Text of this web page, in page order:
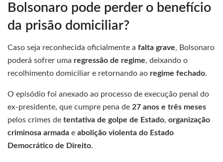
Bolsonaro pode perder o benefício
da prisão domiciliar?
Caso seja reconhecida oficialmente a falta grave, Bolsonaro
poderá sofrer uma regressão de regime, deixando o
recolhimento domiciliar e retornando ao regime fechado.
O episódio foi anexado ao processo de execução penal do
ex-presidente, que cumpre pena de 27 anos e três meses
pelos crimes de tentativa de golpe de Estado, organização
criminosa armada e abolição violenta do Estado
Democrático de Direito.